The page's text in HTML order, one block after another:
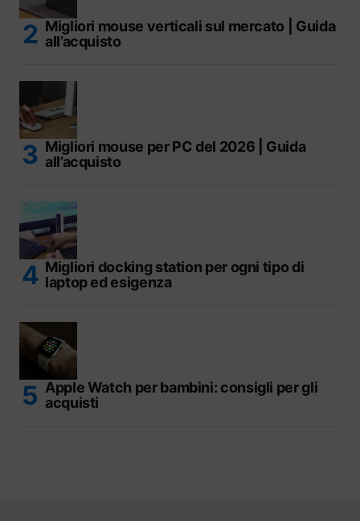
Migliori mouse verticali sul mercato | Guida
all’acquisto
Migliori mouse per PC del 2026 | Guida
all’acquisto
Migliori docking station per ogni tipo di
laptop ed esigenza
Apple Watch per bambini: consigli per gli
acquisti